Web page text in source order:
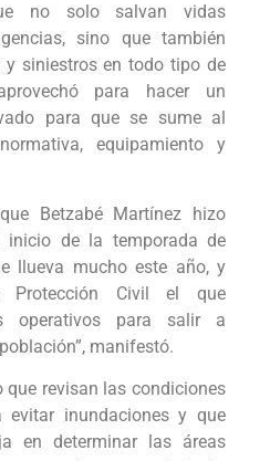
no solo salvan vidas
sino que también
y siniestros en todo tipo de
para hacer un
para que se sume al
equipamiento y
Betzabé Martínez hizo
inicio de la temporada de
llueva mucho este año, y
Protección Civil el que
operativos para salir a
manifestó.
que revisan las condiciones
inundaciones y que
en determinar las áreas